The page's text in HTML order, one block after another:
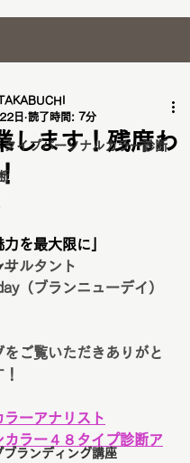
イプパーソナルカラー診断
ー
ブランディング講座
します！残席わ
日 読了時間: 7分
を最大限に」
ルタント
（ブランニューデイ）
ご覧いただきありがと
ラーアナリスト
カラー４８タイプ診断ア